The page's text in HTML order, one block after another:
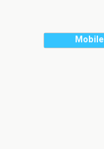
Mobile